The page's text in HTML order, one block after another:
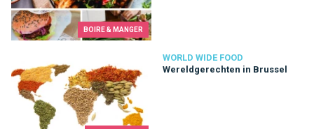
BOIRE & MANGER
WORLD WIDE FOOD
Wereldgerechten in Brussel